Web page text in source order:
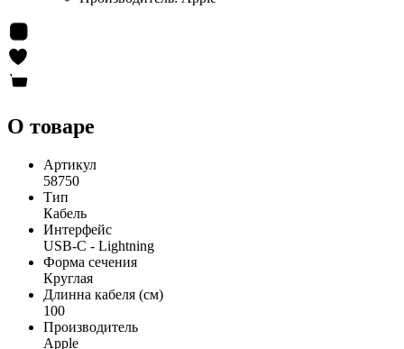
О товаре
Артикул
58750
Тип
Кабель
Интерфейс
USB-С - Lightning
Форма сечения
Круглая
Длинна кабеля (см)
100
Производитель
Apple